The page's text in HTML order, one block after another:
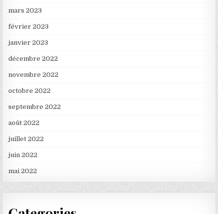
mars 2023
février 2023
janvier 2023
décembre 2022
novembre 2022
octobre 2022
septembre 2022
août 2022
juillet 2022
juin 2022
mai 2022